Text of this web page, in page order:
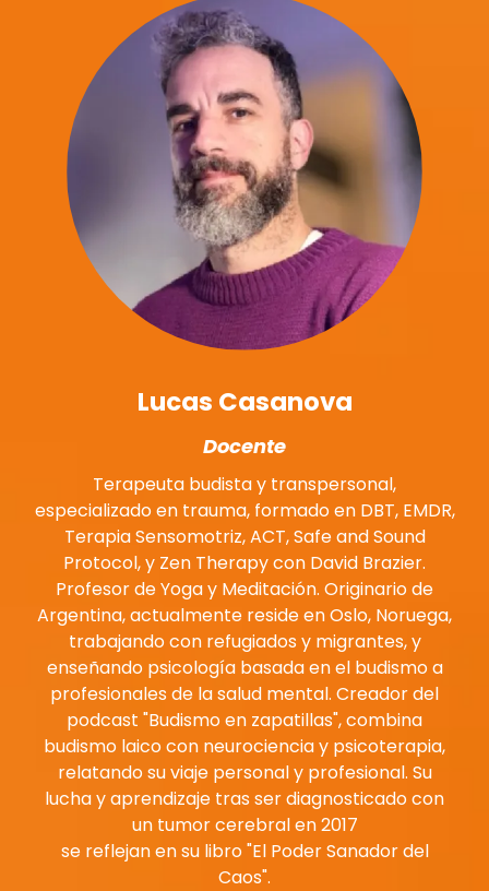
Lucas Casanova
Docente
Terapeuta budista y transpersonal,
especializado en trauma, formado en DBT, EMDR,
Terapia Sensomotriz, ACT, Safe and Sound
Protocol, y Zen Therapy con David Brazier.
Profesor de Yoga y Meditación. Originario de
Argentina, actualmente reside en Oslo, Noruega,
trabajando con refugiados y migrantes, y
enseñando psicología basada en el budismo a
profesionales de la salud mental. Creador del
podcast "Budismo en zapatillas", combina
budismo laico con neurociencia y psicoterapia,
relatando su viaje personal y profesional. Su
lucha y aprendizaje tras ser diagnosticado con
un tumor cerebral en 2017
se reflejan en su libro "El Poder Sanador del
Caos".